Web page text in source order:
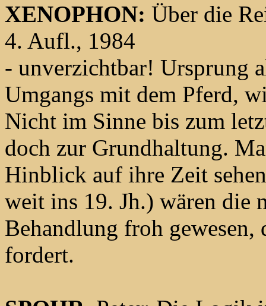
XENOPHON: Über die
4. Aufl., 1984
- unverzichtbar! Ursprung
Umgangs mit dem Pferd,
Nicht im Sinne bis zum
doch zur Grundhaltung.
Hinblick auf ihre Zeit
weit ins 19. Jh.) wären die
Behandlung froh
fordert.